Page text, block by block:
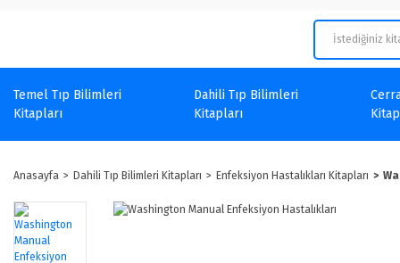
Temel Tıp Bilimleri
Kitapları
Dahili Tıp Bilimleri
Kitapları
Anasayfa Dahili Tıp Bilimleri Kitapları Enfeksiyon Hastalıkları Kitapları